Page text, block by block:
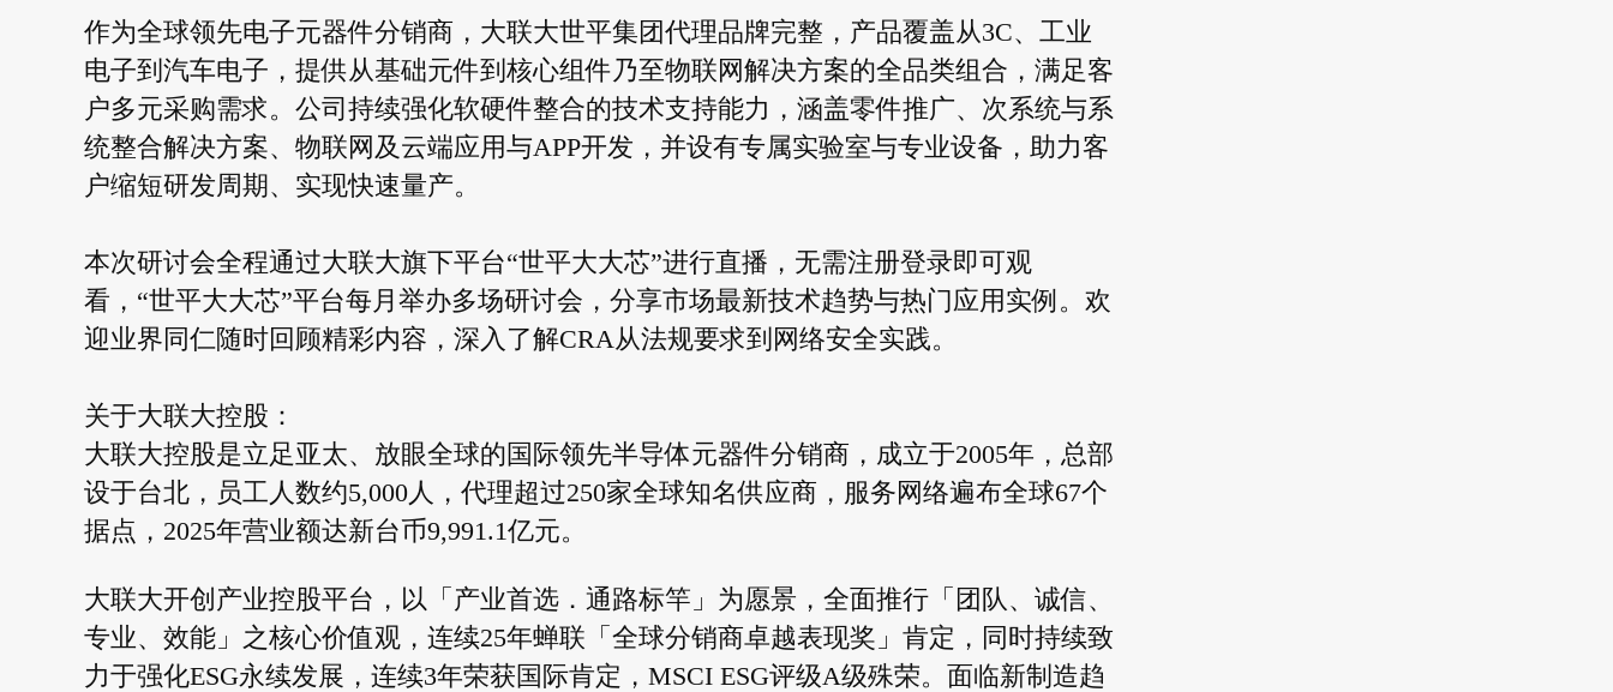
作为全球领先电子元器件分销商，大联大世平集团代理品牌完整，产品覆盖从3C、工业
电子到汽车电子，提供从基础元件到核心组件乃至物联网解决方案的全品类组合，满足客
户多元采购需求。公司持续强化软硬件整合的技术支持能力，涵盖零件推广、次系统与系
统整合解决方案、物联网及云端应用与APP开发，并设有专属实验室与专业设备，助力客
户缩短研发周期、实现快速量产。
本次研讨会全程通过大联大旗下平台“世平大大芯”进行直播，无需注册登录即可观
看，“世平大大芯”平台每月举办多场研讨会，分享市场最新技术趋势与热门应用实例。欢
迎业界同仁随时回顾精彩内容，深入了解CRA从法规要求到网络安全实践。
关于大联大控股：
大联大控股是立足亚太、放眼全球的国际领先半导体元器件分销商，成立于2005年，总部
设于台北，员工人数约5,000人，代理超过250家全球知名供应商，服务网络遍布全球67个
据点，2025年营业额达新台币9,991.1亿元。
大联大开创产业控股平台，以「产业首选．通路标竿」为愿景，全面推行「团队、诚信、
专业、效能」之核心价值观，连续25年蝉联「全球分销商卓越表现奖」肯定，同时持续致
力于强化ESG永续发展，连续3年荣获国际肯定，MSCI ESG评级A级殊荣。面临新制造趋